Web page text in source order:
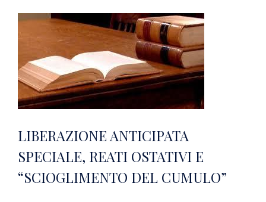
LIBERAZIONE ANTICIPATA
SPECIALE, REATI OSTATIVI E
“SCIOGLIMENTO DEL CUMULO”